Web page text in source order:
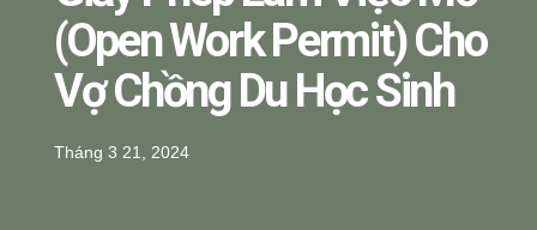
(Open Work Permit) Cho
Vợ Chồng Du Học Sinh
Tháng 3 21, 2024